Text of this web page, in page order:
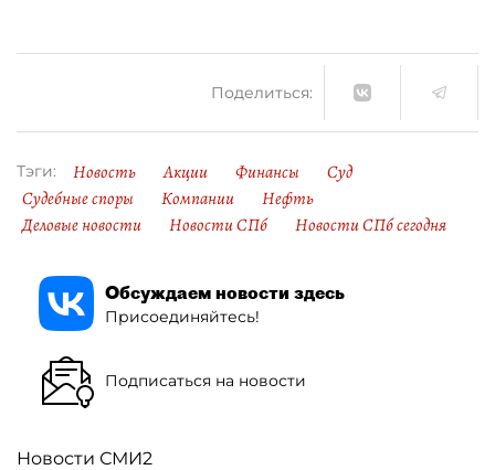
Поделиться:
Тэги: Новость Акции Финансы
Суд
Судебные споры
Компании
Нефть
Деловые новости
Новости СПб Новости СПб сегодня
Обсуждаем новости здесь
Присоединяйтесь!
Подписаться на новости
Новости СМИ2